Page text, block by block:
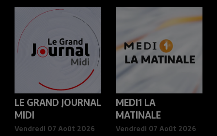
LE GRAND JOURNAL
MIDI
Vendredi 07 Août 2026
MEDI1 LA
MATINALE
Vendredi 07 Août 2026